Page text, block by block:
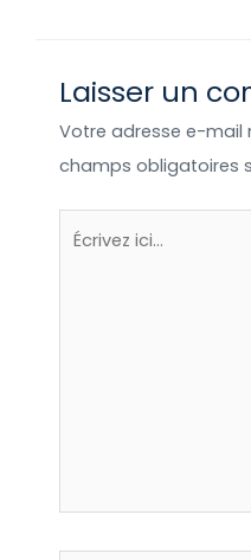
Laisser un
Votre adresse e-mail
champs obligatoires